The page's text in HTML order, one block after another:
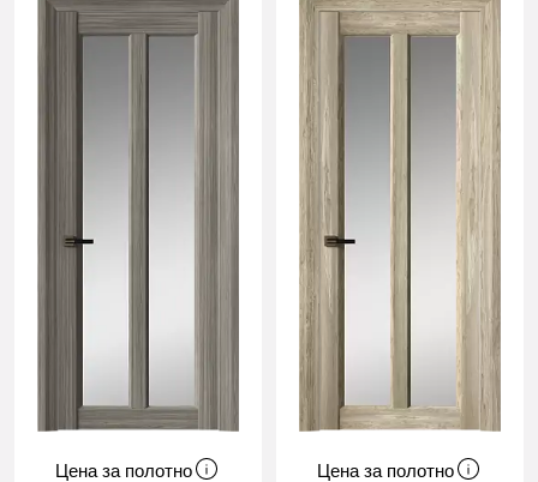
Цена за полотно Цена за полотно